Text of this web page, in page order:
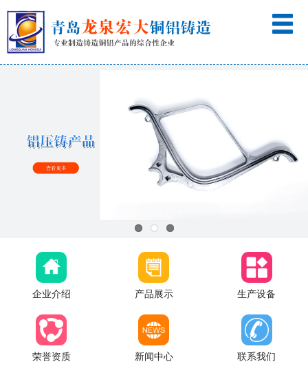
企业介绍 产品展示 生产设备
荣誉资质 新闻中心 联系我们